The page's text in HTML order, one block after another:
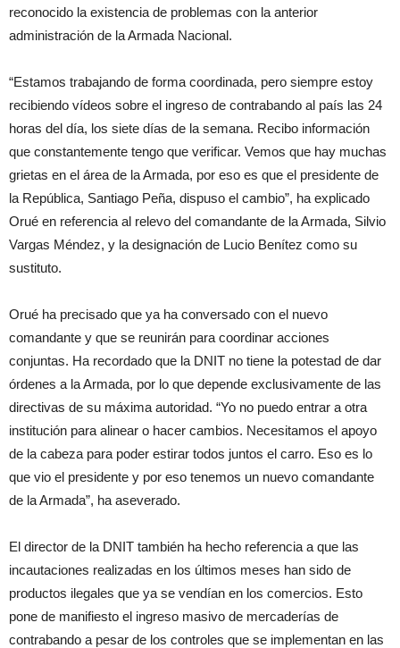
reconocido la existencia de problemas con la anterior
administración de la Armada Nacional.
“Estamos trabajando de forma coordinada, pero siempre estoy
recibiendo vídeos sobre el ingreso de contrabando al país las 24
horas del día, los siete días de la semana. Recibo información
que constantemente tengo que verificar. Vemos que hay muchas
grietas en el área de la Armada, por eso es que el presidente de
la República, Santiago Peña, dispuso el cambio”, ha explicado
Orué en referencia al relevo del comandante de la Armada, Silvio
Vargas Méndez, y la designación de Lucio Benítez como su
sustituto.
Orué ha precisado que ya ha conversado con el nuevo
comandante y que se reunirán para coordinar acciones
conjuntas. Ha recordado que la DNIT no tiene la potestad de dar
órdenes a la Armada, por lo que depende exclusivamente de las
directivas de su máxima autoridad. “Yo no puedo entrar a otra
institución para alinear o hacer cambios. Necesitamos el apoyo
de la cabeza para poder estirar todos juntos el carro. Eso es lo
que vio el presidente y por eso tenemos un nuevo comandante
de la Armada”, ha aseverado.
El director de la DNIT también ha hecho referencia a que las
incautaciones realizadas en los últimos meses han sido de
productos ilegales que ya se vendían en los comercios. Esto
pone de manifiesto el ingreso masivo de mercaderías de
contrabando a pesar de los controles que se implementan en las